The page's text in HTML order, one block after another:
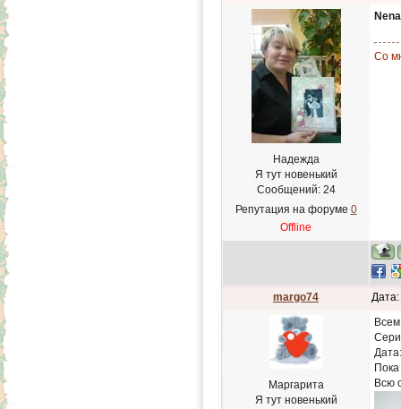
Надежда
Я тут новенький
Сообщений: 24
Репутация на форуме 0
Offline
Nena
Со
margo74
Маргарита
Я тут новенький
Всю